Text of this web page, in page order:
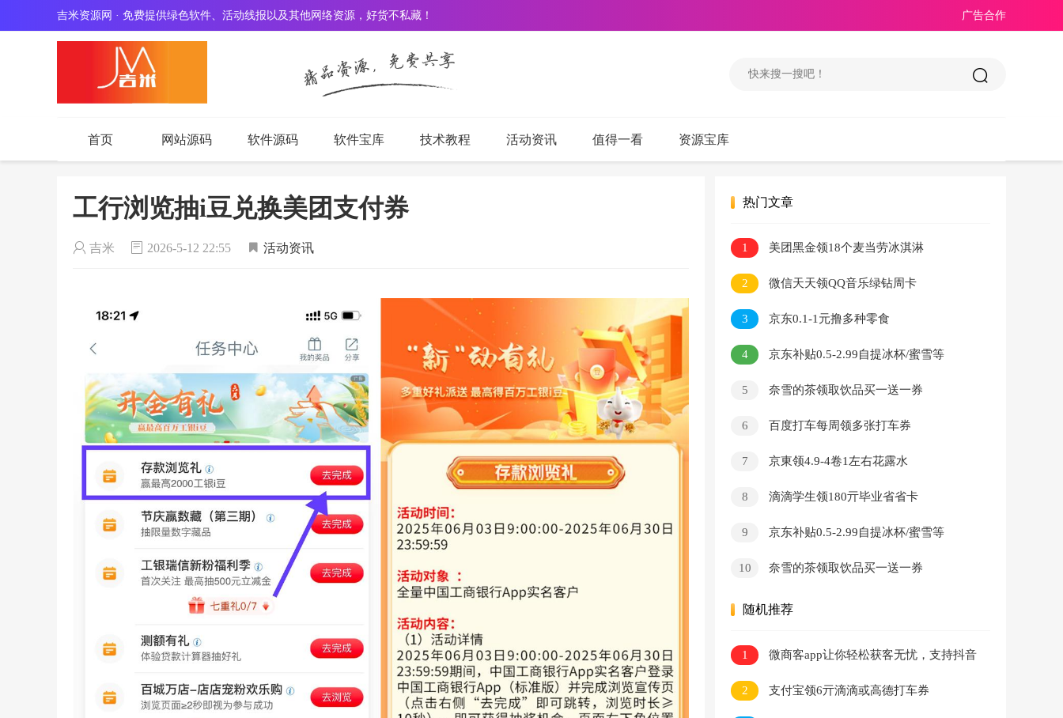
吉米资源网 · 免费提供绿色软件、活动线报以及其他网络资源，好货不私藏！ 广告合作
首页 网站源码 软件源码 软件宝库 技术教程 活动资讯 值得一看 资源宝库
工行浏览抽i豆兑换美团支付券
吉米 2026-5-12 22:55 活动资讯
热门文章
1 美团黑金领18个麦当劳冰淇淋
2 微信天天领QQ音乐绿钻周卡
3 京东0.1-1元撸多种零食
4 京东补贴0.5-2.99自提冰杯/蜜雪等
5 奈雪的茶领取饮品买一送一券
6 百度打车每周领多张打车券
7 京東领4.9-4卷1左右花露水
8 滴滴学生领180亓毕业省省卡
9 京东补贴0.5-2.99自提冰杯/蜜雪等
10 奈雪的茶领取饮品买一送一券
随机推荐
1
微商客app让你轻松获客无忧，支持抖音
获客，快手获客，小红书获客，视频号获客等
操作
2 支付宝领6亓滴滴或高德打车券